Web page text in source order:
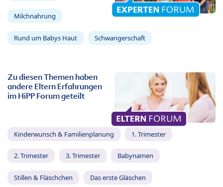
Milchnahrung
Rund um Babys Haut Schwangerschaft
Zu diesen Themen haben
andere Eltern Erfahrungen
im HiPP Forum geteilt
Kinderwunsch & Familienplanung 1. Trimester
2. Trimester 3. Trimester Babynamen
Stillen & Fläschchen Das erste Gläschen